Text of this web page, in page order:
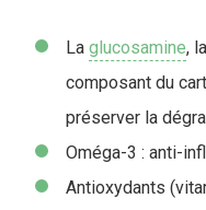
La glucosamine,
composant du
préserver la
Oméga-3 : anti-
Antioxydants